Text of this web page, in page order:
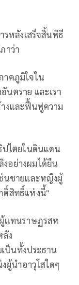
รหลังเสร็จสิ้นพิธี
าว่า
าคภูมิใจใน
ตราย และเรา
งและฟื้นฟูความ
ปไตยในดินแดน
อย่างผมได้ยืน
นชายและหญิงผู้
ดิ์สิทธิ์แห่งนี้"
แทนราษฏรสห
ง
เป็นทั้งประธาน
ผู้นำอาวุโสใดๆ